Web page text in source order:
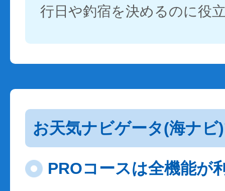
行日や釣宿を決めるのに役
お天気ナビゲータ(海ナビ
PROコースは全機能が